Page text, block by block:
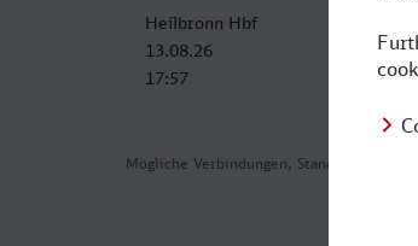
Mögliche Verbindungen, Stand: 2026-07-
Heilbronn Hbf
13.08.26
17:57
14.08.26
05:22